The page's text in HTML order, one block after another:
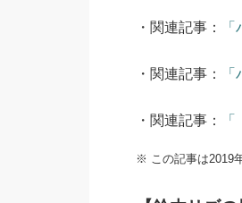
・関連記事：
・関連記事：
・関連記事：
※ この記事は2019